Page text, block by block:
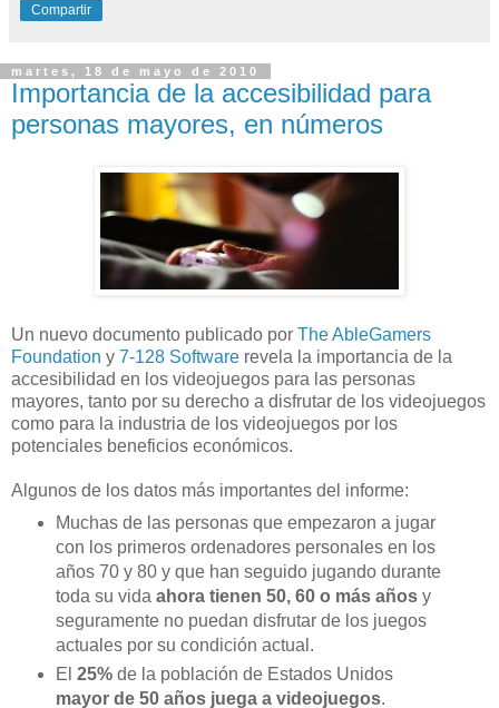
Compartir
martes, 18 de mayo de 2010
Importancia de la accesibilidad para
personas mayores, en números
Un nuevo documento publicado por The AbleGamers
Foundation y 7-128 Software revela la importancia de la
accesibilidad en los videojuegos para las personas
mayores, tanto por su derecho a disfrutar de los videojuegos
como para la industria de los videojuegos por los
potenciales beneficios económicos.
Algunos de los datos más importantes del informe:
Muchas de las personas que empezaron a jugar
con los primeros ordenadores personales en los
años 70 y 80 y que han seguido jugando durante
toda su vida ahora tienen 50, 60 o más añosy
seguramente no puedan disfrutar de los juegos
actuales por su condición actual.
El 25%de la población de Estados Unidos
mayor de 50 años juega a videojuegos.